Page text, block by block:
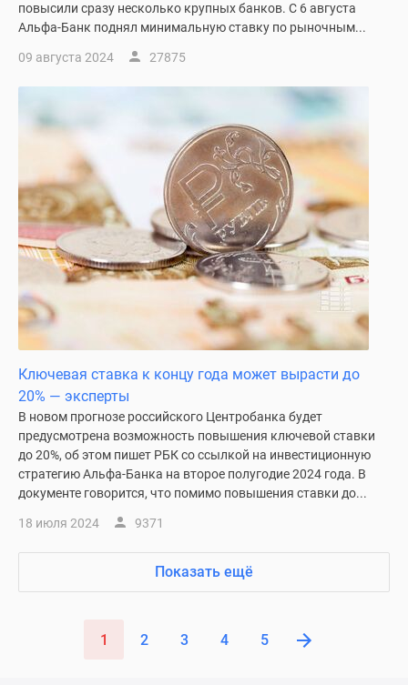
повысили сразу несколько крупных банков. С 6 августа
Альфа-Банк поднял минимальную ставку по рыночным...
09 августа 2024 27875
Ключевая ставка к концу года может вырасти до
20% — эксперты
В новом прогнозе российского Центробанка будет
предусмотрена возможность повышения ключевой ставки
до 20%, об этом пишет РБК со ссылкой на инвестиционную
стратегию Альфа-Банка на второе полугодие 2024 года. В
документе говорится, что помимо повышения ставки до...
18 июля 2024 9371
Показать ещё
1 2 3 4 5